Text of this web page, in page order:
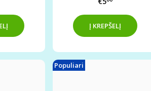
Populiari